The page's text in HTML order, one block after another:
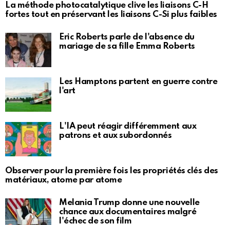
La méthode photocatalytique clive les liaisons C-H
fortes tout en préservant les liaisons C-Si plus faibles
Eric Roberts parle de l'absence du
mariage de sa fille Emma Roberts
Les Hamptons partent en guerre contre
l'art
L'IA peut réagir différemment aux
patrons et aux subordonnés
Observer pour la première fois les propriétés clés des
matériaux, atome par atome
Melania Trump donne une nouvelle
chance aux documentaires malgré
l'échec de son film